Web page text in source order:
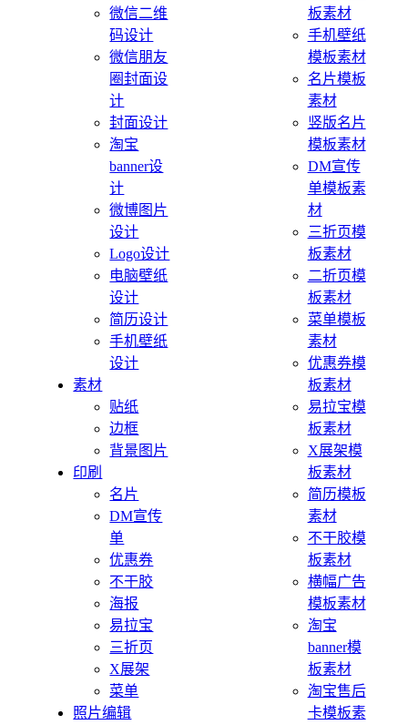
微信二维
码设计
微信朋友
圈封面设
计
封面设计
淘宝
banner设
计
微博图片
设计
Logo设计
电脑壁纸
设计
简历设计
手机壁纸
设计
素材
贴纸
边框
背景图片
印刷
名片
DM宣传
单
优惠券
不干胶
海报
易拉宝
三折页
X展架
菜单
照片编辑
板素材
手机壁纸
模板素材
名片模板
素材
竖版名片
模板素材
DM宣传
单模板素
材
三折页模
板素材
二折页模
板素材
菜单模板
素材
优惠券模
板素材
易拉宝模
板素材
X展架模
板素材
简历模板
素材
不干胶模
板素材
横幅广告
模板素材
淘宝
banner模
板素材
淘宝售后
卡模板素